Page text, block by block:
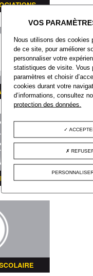
Nous utilisons des cookies
de ce site, pour améliorer
personnaliser votre
statistiques de visite. Vous
paramètres et choisir
cookies durant votre
d’informations, consultez
protection des données.